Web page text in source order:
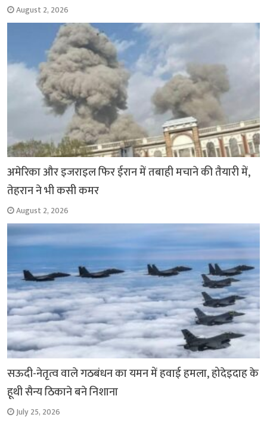
August 2, 2026
अमेरिका और इजराइल फिर ईरान में तबाही मचाने की तैयारी में,
तेहरान ने भी कसी कमर
August 2, 2026
सऊदी-नेतृत्व वाले गठबंधन का यमन में हवाई हमला, होदेइदाह के
हूथी सैन्य ठिकाने बने निशाना
July 25, 2026